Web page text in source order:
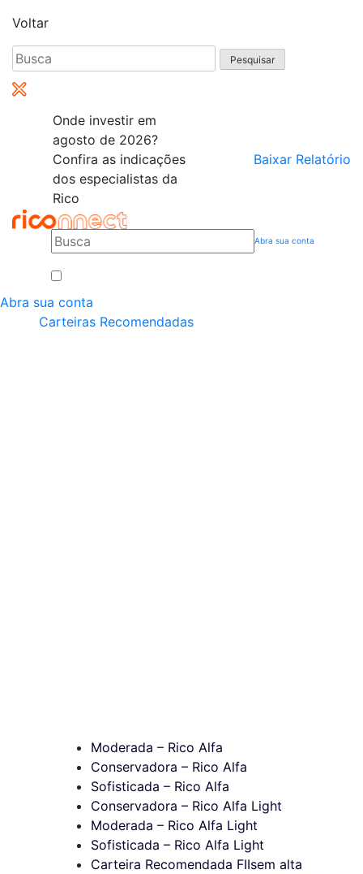
Voltar
Pesquisar
por:
Onde investir em
agosto de 2026?
Confira as indicações
dos especialistas da
Rico
Baixar Relatório
Abra sua conta
Abra sua conta
Carteiras Recomendadas
Moderada – Rico Alfa
Conservadora – Rico Alfa
Sofisticada – Rico Alfa
Conservadora – Rico Alfa Light
Moderada – Rico Alfa Light
Sofisticada – Rico Alfa Light
Carteira Recomendada FIIsem alta